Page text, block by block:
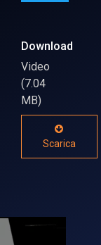
Download
Video
(7.04
MB)
Scarica